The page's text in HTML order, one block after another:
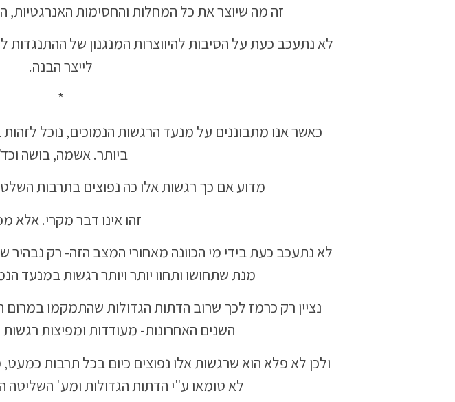
זה מה שיוצר את כל המחלות והחסימות האנרגטיות,
לא נתעכב כעת על הסיבות להיווצרות המנגנון של
לייצר הבנה.
*
כאשר אנו מתבוננים על מנעד הרגשות הנמוכים, נוכל
ביותר. אשמה, בושה
מדוע אם כך רגשות אלו כה נפוצים בתרבות
זהו אינו דבר מקרי. אלא
לא נתעכב כעת בידי מי הכוונה מאחורי המצב הזה- רק
מנת שתחושו ותחוו יותר ויותר רגשות במנעד
נציין רק כרמז לכך שרוב הדתות הגדולות שהתמקמו
השנים האחרונות- מעודדות ומפיצות
ולכן לא פלא הוא שרגשות אלו נפוצים כיום בכל תרבות כמעט,
לא טומאו ע"י הדתות הגדולות ומע' השליטה